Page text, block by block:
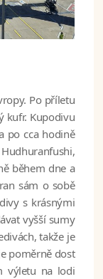
Po příletu
kufr. Kupodivu
po cca hodině
během dne a
sám o sobě
s krásnými
vyšší sumy
takže je
poměrně dost
výletu na lodi